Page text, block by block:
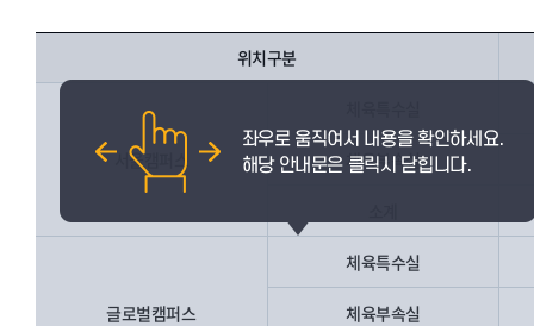
위치구분
서울캠퍼스 체육부속실
글로벌캠퍼스
체육특수실
체육부속실